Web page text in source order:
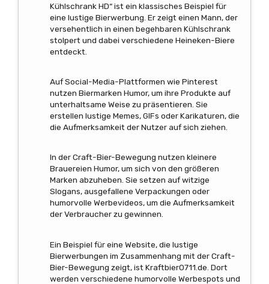
Kühlschrank HD“ ist ein klassisches Beispiel für
eine lustige Bierwerbung. Er zeigt einen Mann, der
versehentlich in einen begehbaren Kühlschrank
stolpert und dabei verschiedene Heineken-Biere
entdeckt.
Auf Social-Media-Plattformen wie Pinterest
nutzen Biermarken Humor, um ihre Produkte auf
unterhaltsame Weise zu präsentieren. Sie
erstellen lustige Memes, GIFs oder Karikaturen, die
die Aufmerksamkeit der Nutzer auf sich ziehen.
In der Craft-Bier-Bewegung nutzen kleinere
Brauereien Humor, um sich von den größeren
Marken abzuheben. Sie setzen auf witzige
Slogans, ausgefallene Verpackungen oder
humorvolle Werbevideos, um die Aufmerksamkeit
der Verbraucher zu gewinnen.
Ein Beispiel für eine Website, die lustige
Bierwerbungen im Zusammenhang mit der Craft-
Bier-Bewegung zeigt, ist Kraftbier0711.de. Dort
werden verschiedene humorvolle Werbespots und